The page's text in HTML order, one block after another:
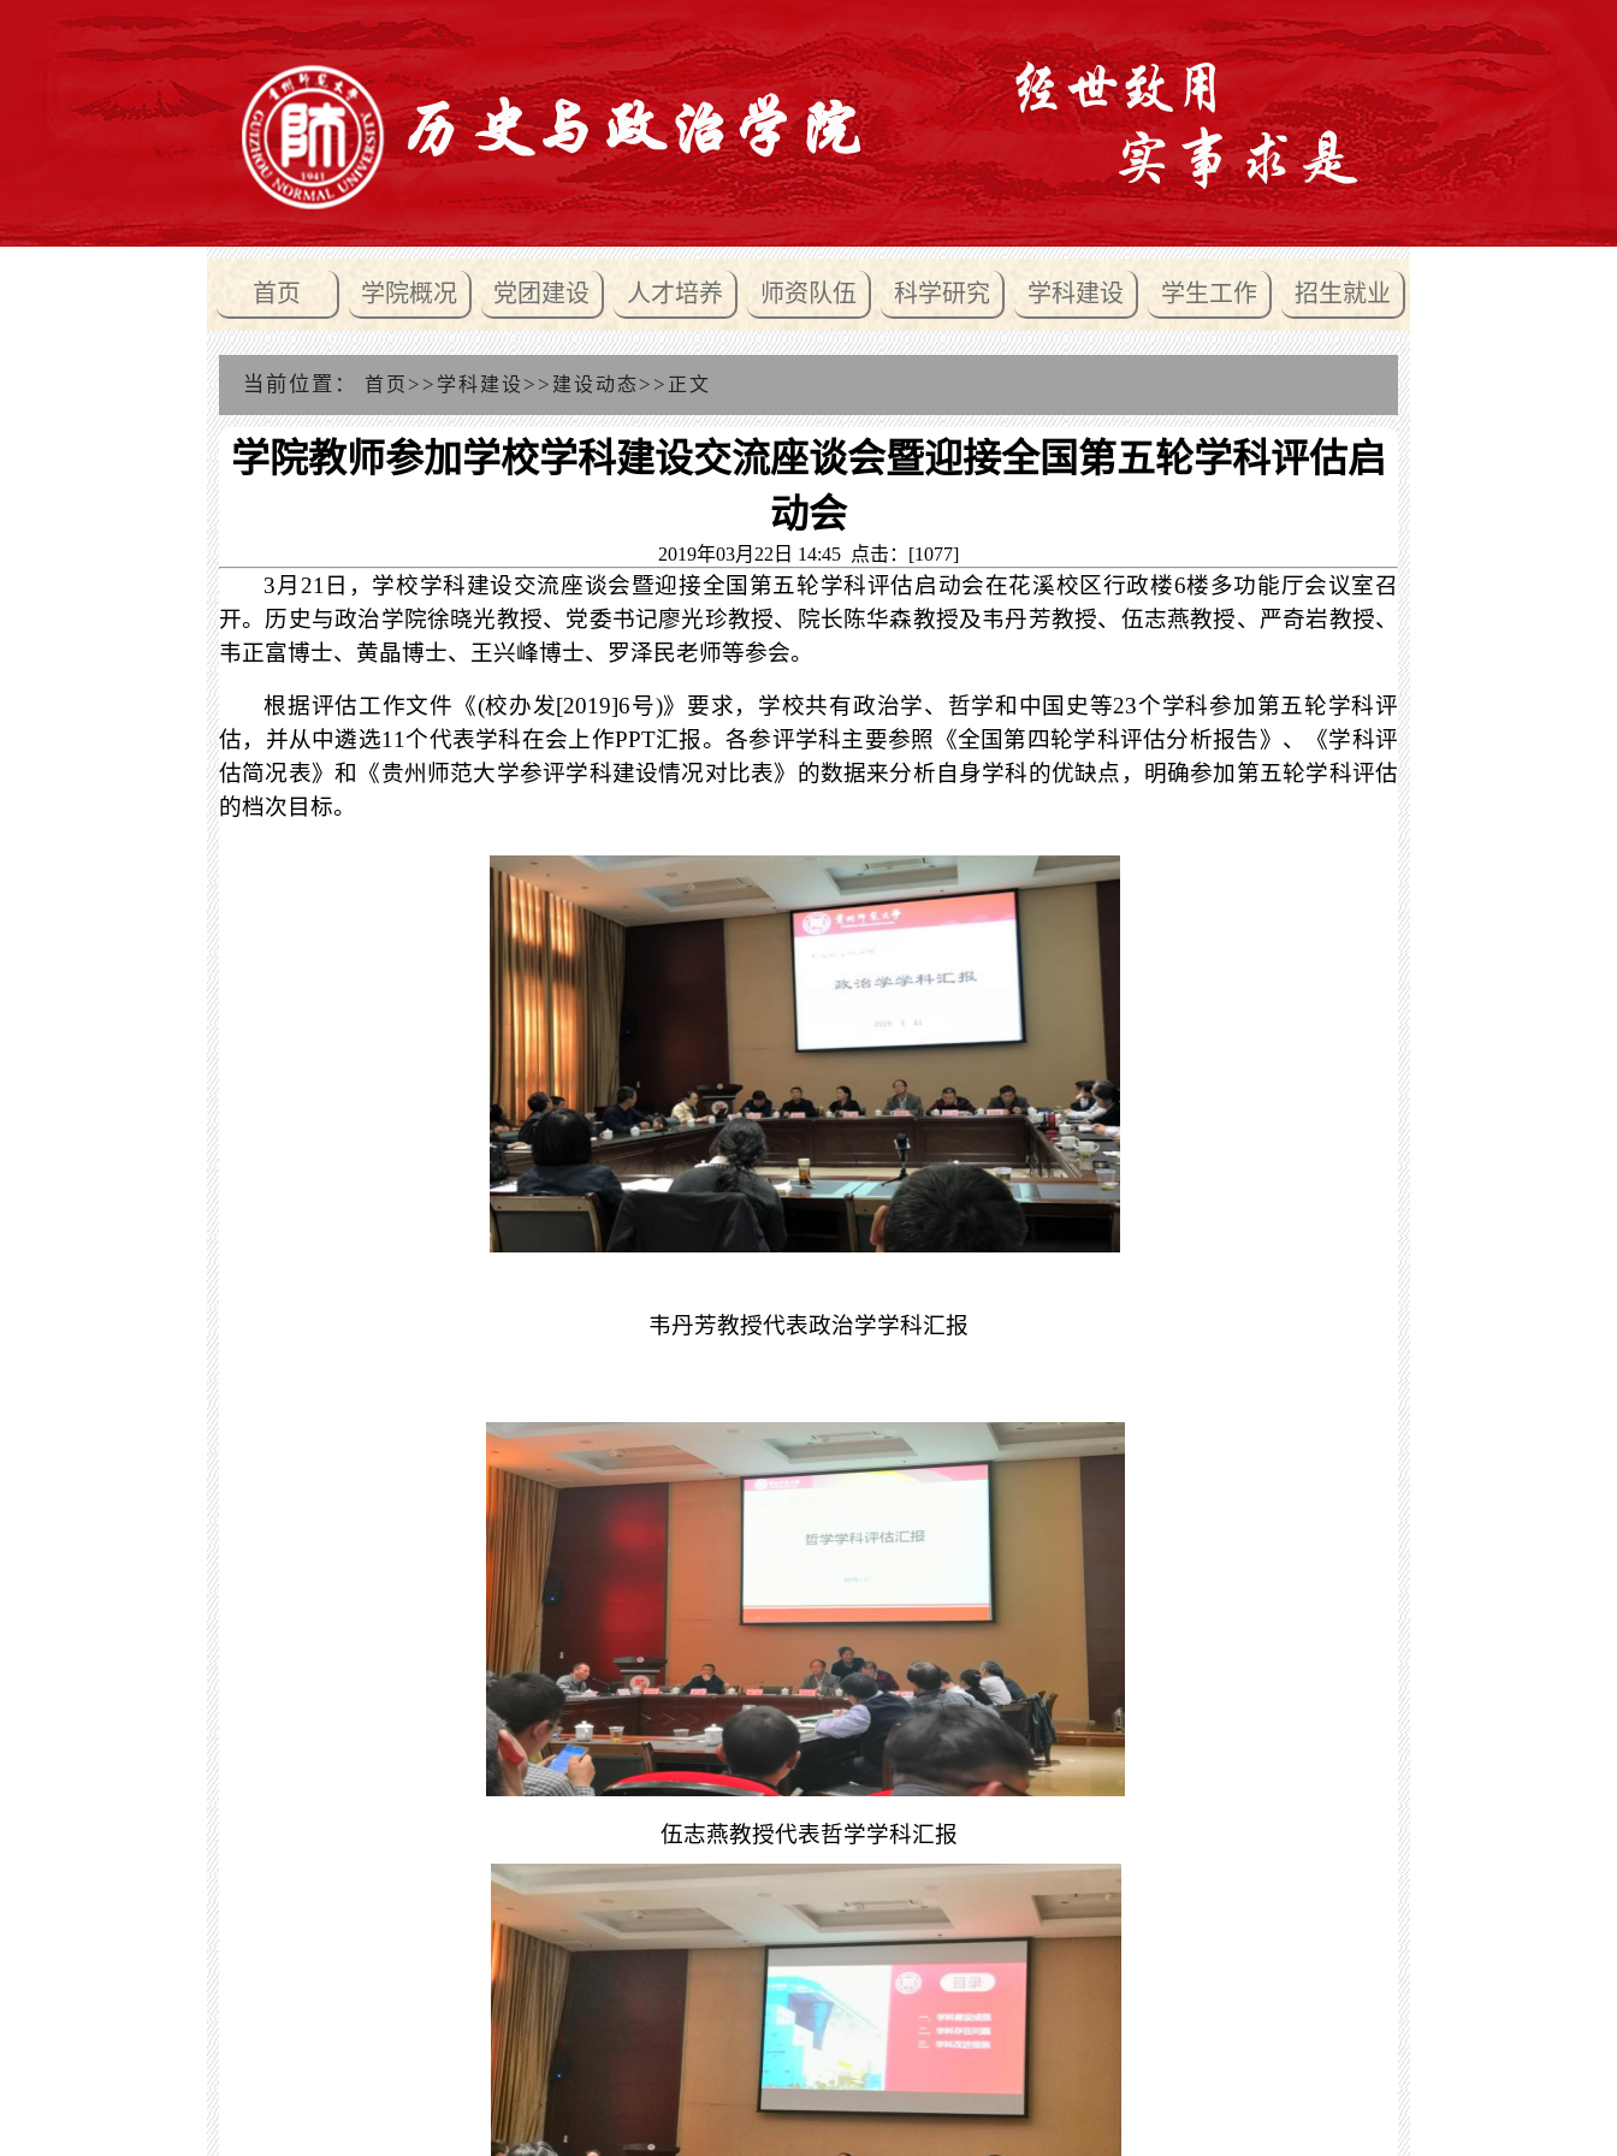
首页 学院概况 党团建设 人才培养 师资队伍 科学研究 学科建设 学生工作 招生就业
当前位置： 首页 >> 学科建设 >> 建设动态 >> 正文
学院教师参加学校学科建设交流座谈会暨迎接全国第五轮学科评估启
动会
2019年03月22日 14:45 点击：[1077]
3月21日，学校学科建设交流座谈会暨迎接全国第五轮学科评估启动会在花溪校区行政楼6楼多功能厅会议室召
开。历史与政治学院徐晓光教授、党委书记廖光珍教授、院长陈华森教授及韦丹芳教授、伍志燕教授、严奇岩教授、
韦正富博士、黄晶博士、王兴峰博士、罗泽民老师等参会。
根据评估工作文件《(校办发[2019]6号)》要求，学校共有政治学、哲学和中国史等23个学科参加第五轮学科评
估，并从中遴选11个代表学科在会上作PPT汇报。各参评学科主要参照《全国第四轮学科评估分析报告》、《学科评
估简况表》和《贵州师范大学参评学科建设情况对比表》的数据来分析自身学科的优缺点，明确参加第五轮学科评估
的档次目标。
韦丹芳教授代表政治学学科汇报
伍志燕教授代表哲学学科汇报